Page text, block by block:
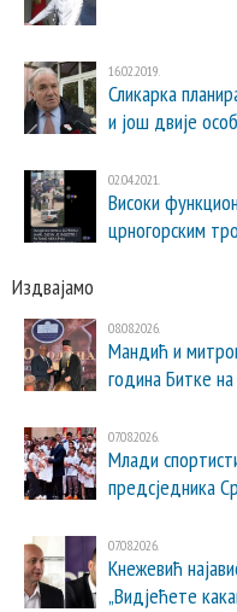
16.02.2019.
Сликарка
и још двије
02.04.2021.
Високи
црногорским
Издвајамо
08.08.2026.
Мандић и
година Битке
07.08.2026.
Млади
предсједника
07.08.2026.
Кнежевић
„Видјећете